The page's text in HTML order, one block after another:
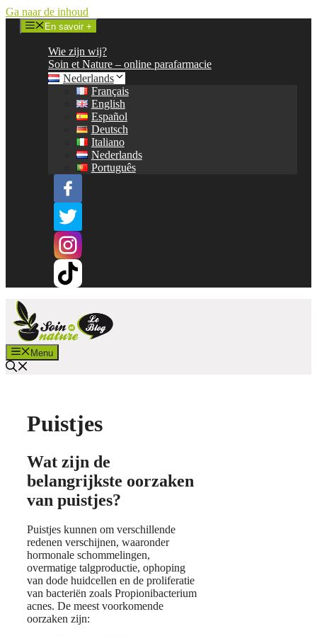
Ga naar de inhoud
En savoir +
Wie zijn wij?
Soin et Nature – online parafarmacie
Nederlands
Français
English
Español
Deutsch
Italiano
Nederlands
Português
Menu
Puistjes
Wat zijn de
belangrijkste oorzaken
van puistjes?
Puistjes kunnen om verschillende
redenen verschijnen, waaronder
hormonale schommelingen,
overmatige talgproductie, ophoping
van dode huidcellen en de proliferatie
van bacteriën zoals Propionibacterium
acnes. De meest voorkomende
oorzaken zijn: